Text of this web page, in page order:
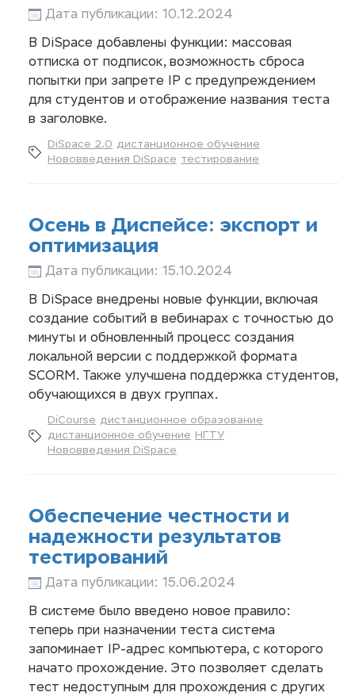
Дата публикации: 10.12.2024
В DiSpace добавлены функции: массовая
отписка от подписок, возможность сброса
попытки при запрете IP с предупреждением
для студентов и отображение названия теста
в заголовке.
DiSpace 2.0 дистанционное обучение
Нововведения DiSpace тестирование
Осень в Диспейсе: экспорт и
оптимизация
Дата публикации: 15.10.2024
В DiSpace внедрены новые функции, включая
создание событий в вебинарах с точностью до
минуты и обновленный процесс создания
локальной версии с поддержкой формата
SCORM. Также улучшена поддержка студентов,
обучающихся в двух группах.
DiCourse дистанционное образование
дистанционное обучение
НГТУ
Нововведения DiSpace
Обеспечение честности и
надежности результатов
тестирований
Дата публикации: 15.06.2024
В системе было введено новое правило:
теперь при назначении теста система
запоминает IP-адрес компьютера, с которого
начато прохождение. Это позволяет сделать
тест недоступным для прохождения с других